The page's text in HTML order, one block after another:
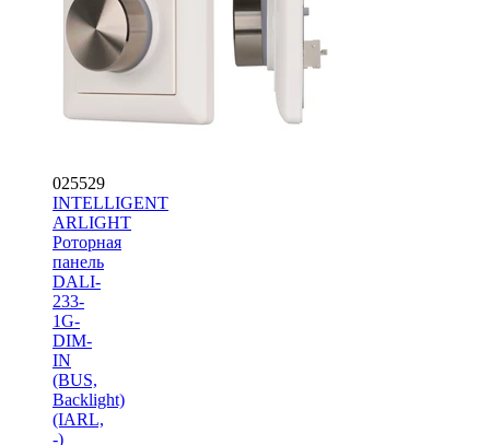
025529
INTELLIGENT
ARLIGHT
Роторная
панель
DALI-
233-
1G-
DIM-
IN
(BUS,
Backlight)
(IARL,
-)